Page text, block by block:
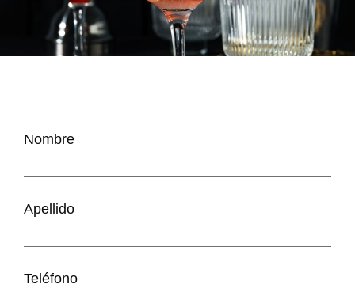
Nombre
Apellido
Teléfono